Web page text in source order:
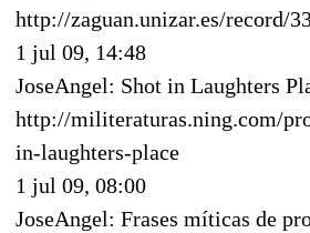
http://zaguan.unizar.es/record/
1 jul 09, 14:48
JoseAngel: Shot in Laughters
http://militeraturas.ning.com/
in-laughters-place
1 jul 09, 08:00
JoseAngel: Frases míticas de